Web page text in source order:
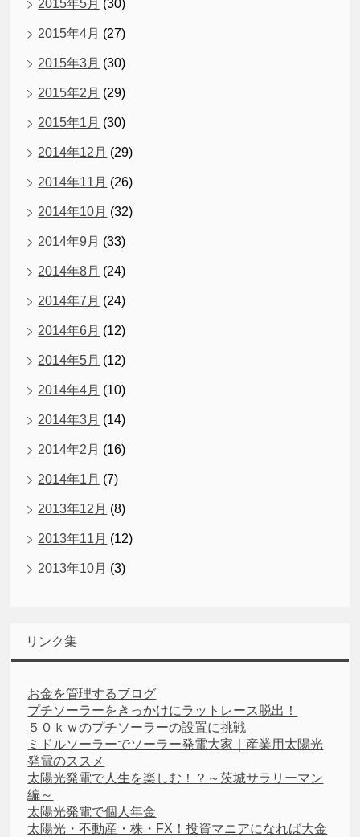
2015年5月 (30)
2015年4月 (27)
2015年3月 (30)
2015年2月 (29)
2015年1月 (30)
2014年12月 (29)
2014年11月 (26)
2014年10月 (32)
2014年9月 (33)
2014年8月 (24)
2014年7月 (24)
2014年6月 (12)
2014年5月 (12)
2014年4月 (10)
2014年3月 (14)
2014年2月 (16)
2014年1月 (7)
2013年12月 (8)
2013年11月 (12)
2013年10月 (3)
リンク集
お金を管理するブログ
プチソーラーをきっかけにラットレース脱出！
５０ｋｗのプチソーラーの設置に挑戦
ミドルソーラーでソーラー発電大家｜産業用太陽光
発電のススメ
太陽光発電で人生を楽しむ！？～茨城サラリーマン
編～
太陽光発電で個人年金
太陽光・不動産・株・FX！投資マニアになれば大金